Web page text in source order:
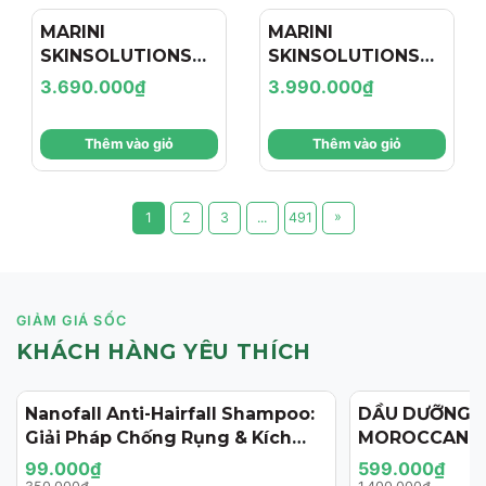
MARINI
SKINSOLUTIONS
Duality™ – Tinh
Chất Hỗ Trợ Giảm
Mụn Và Cải Thiện
Dấu Hiệu Lão Hóa
3.690.000₫
Thêm vào giỏ
MARINI
SKINSOLUTIONS
Transformation
Face Cream – Kem
Dưỡng Hỗ Trợ Tái
Tạo, Giảm Nếp
Nhăn Và Săn Chắc
Da
3.990.000₫
Thêm vào giỏ
1 2 3 ... 491 »
GIẢM GIÁ SỐC
KHÁCH HÀNG YÊU THÍCH
- 72%
Nanofall Anti-Hairfall Shampoo:
Giải Pháp Chống Rụng & Kích
Thích Mọc Tóc Chuẩn Y Khoa
99.000₫
- 57%
DẦU DƯỠNG
125ML
599.000₫